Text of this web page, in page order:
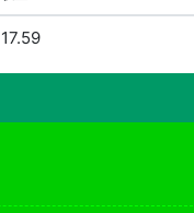
17.59